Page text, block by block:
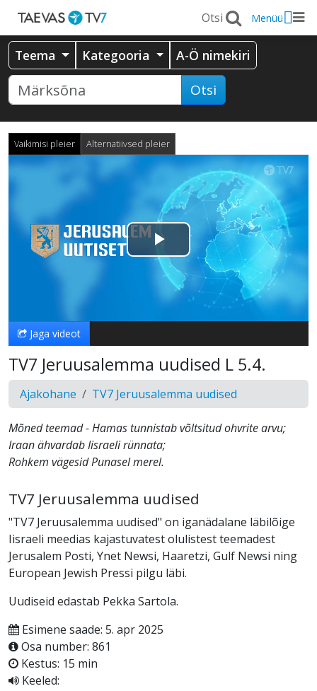
Menüü
Teema Kategooria A-Ö nimekiri
Otsi
Vaikimisi pleier Alternatiivsed pleier
Esita
video
Jaga videot
TV7 Jeruusalemma uudised L 5.4.
Ajakohane TV7 Jeruusalemma uudised
Mõned teemad - Hamas tunnistab võltsitud ohvrite arvu;
Iraan ähvardab Iisraeli rünnata;
Rohkem vägesid Punasel merel.
TV7 Jeruusalemma uudised
"TV7 Jeruusalemma uudised" on iganädalane läbilõige
Iisraeli meedias kajastuvatest olulistest teemadest
Jerusalem Posti, Ynet Newsi, Haaretzi, Gulf Newsi ning
European Jewish Pressi pilgu läbi.
Uudiseid edastab Pekka Sartola.
Esimene saade: 5. apr 2025
Osa number: 861
Kestus: 15 min
Keeled: